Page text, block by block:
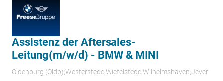
Assistenz der Aftersales-
Leitung(m/w/d) - BMW & MINI
Oldenburg (Oldb);Westerstede;Wiefelstede;Wilhelmshaven;Jever